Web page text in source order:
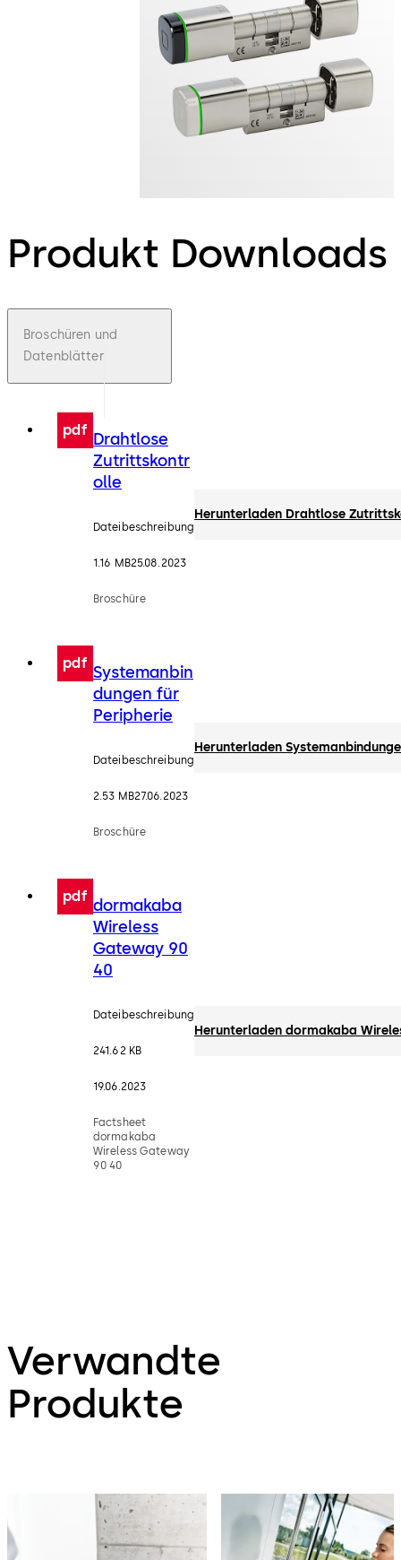
Produkt Downloads
Broschüren und
Datenblätter
pdf Drahtlose
Zutrittskontr
olle
Dateibeschreibung
1.16 MB25.08.2023
Broschüre
Herunterladen Drahtlose
pdf Systemanbin
dungen für
Peripherie
Dateibeschreibung
2.53 MB27.06.2023
Broschüre
Herunterladen
pdf dormakaba
Wireless
Gateway 90
40
Dateibeschreibung
241.62 KB
19.06.2023
Factsheet
dormakaba
Wireless Gateway
90 40
Herunterladen dormakaba
Verwandte
Produkte